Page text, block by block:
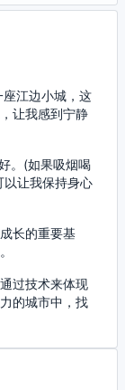
江边小城，这
让我感到宁静
。(如果吸烟喝
以让我保持身心
长的重要基
过技术来体现
的城市中，找